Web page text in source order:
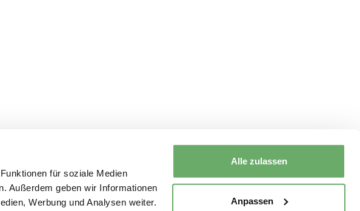
für soziale Medien
Außerdem geben wir Informationen
Werbung und Analysen weiter.
Alle zulassen
Anpassen